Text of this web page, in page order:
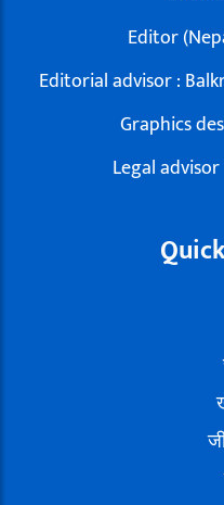
Editor
Editorial advisor :
Graphics
Legal